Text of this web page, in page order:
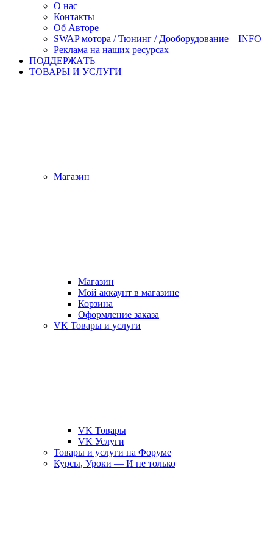
О нас
Контакты
Об Авторе
SWAP мотора / Тюнинг / Дооборудование – INFO
Реклама на наших ресурсах
ПОДДЕРЖАTЬ
ТОВАРЫ И УСЛУГИ
Магазин
Магазин
Мой аккаунт в магазине
Корзина
Оформление заказа
VK Товары и услуги
VK Товары
VK Услуги
Товары и услуги на Форуме
Курсы, Уроки — И не только